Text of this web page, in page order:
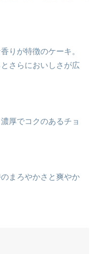
りが特徴のケーキ。
さらにおいしさが広
厚でコクのあるチョ
まろやかさと爽やか